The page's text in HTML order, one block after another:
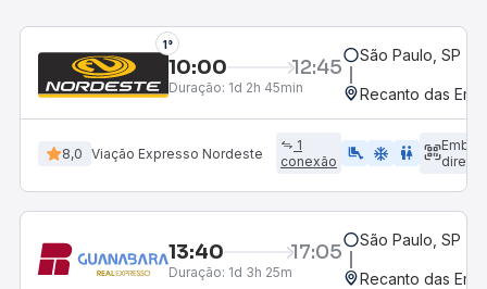
1°
10:00 12:45
Duração: 1d 2h 45min
São Paulo, SP -
Recanto das
8,0 Viação Expresso Nordeste
1
conexão
airline_seat_legroom_extra ac_unit WC
direto
13:40 17:05
Duração: 1d 3h 25m
São Paulo, SP -
Recanto das